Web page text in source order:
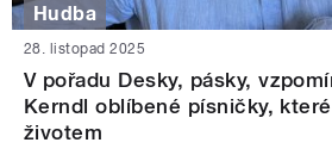
Hudba
28. listopad 2025
V pořadu Desky, pásky,
Kerndl oblíbené písničky,
životem